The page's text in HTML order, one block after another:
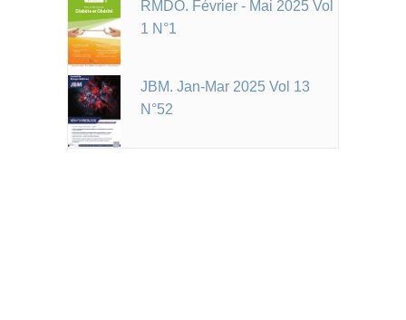
RMDO. Février - Mai 2025 Vol
1 N°1
JBM. Jan-Mar 2025 Vol 13
N°52